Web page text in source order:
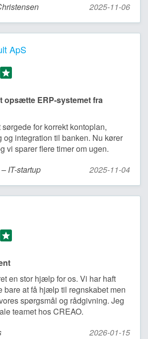
2025-11-06
ApS
opsætte ERP-systemet fra
for korrekt kontoplan,
integration til banken. Nu kører
vi sparer flere timer om ugen.
IT-startup
2025-11-04
en stor hjælp for os. Vi har haft
bare at få hjælp til regnskabet men
spørgsmål og rådgivning. Jeg
teamet hos CREAO.
2026-01-15